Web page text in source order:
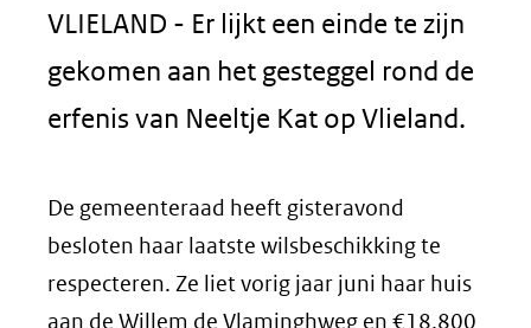
VLIELAND - Er lijkt een einde te zijn
gekomen aan het gesteggel rond de
erfenis van Neeltje Kat op Vlieland.
De gemeenteraad heeft gisteravond
besloten haar laatste wilsbeschikking te
respecteren. Ze liet vorig jaar juni haar huis
aan de Willem de Vlaminghweg en €18.800